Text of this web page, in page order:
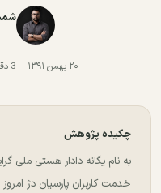
۲۰ بهمن ۱۳۹۱ 3 دقیقه
چکیده پژوهش
به نام یگانه دادار هستی ملی
خدمت کاربران پارسیان دژ